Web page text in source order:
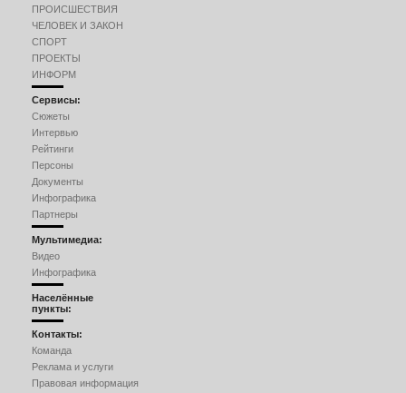
ПРОИСШЕСТВИЯ
ЧЕЛОВЕК И ЗАКОН
СПОРТ
ПРОЕКТЫ
ИНФОРМ
Сервисы:
Сюжеты
Интервью
Рейтинги
Персоны
Документы
Инфографика
Партнеры
Мультимедиа:
Видео
Инфографика
Населённые
пункты:
Контакты:
Команда
Реклама и услуги
Правовая информация